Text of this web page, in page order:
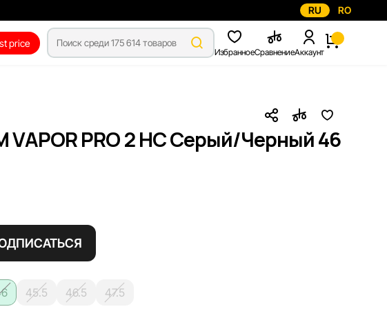
RU RO
price
ИзбранноеСравнениеАккаунт
VAPOR PRO 2 HC Серый/Черный 46
45.5 46.5
47.5